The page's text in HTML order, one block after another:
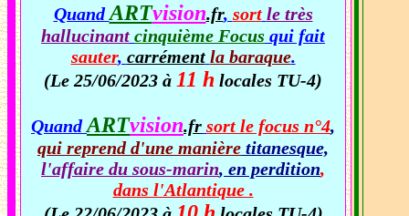
QuandARTvision.fr, sort le très
hallucinant cinquième Focus qui fait
sauter, carrément la baraque.
(Le 25/06/2023 à 11 h locales TU-4)
QuandARTvision.fr sort le focus n°4,
qui reprend d'une manière titanesque,
l'affaire du sous-marin, en perdition,
dans l'Atlantique .